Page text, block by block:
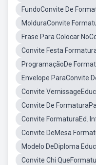
FundoConvite De
MolduraConvite
Frase Para Colocar
Convite Festa
ProgramaçãoDe
Envelope ParaConvite
Convite
Convite De
Convite FormaturaEd.
Convite DeMesa
Modelo DeDiploma
Convite Chi